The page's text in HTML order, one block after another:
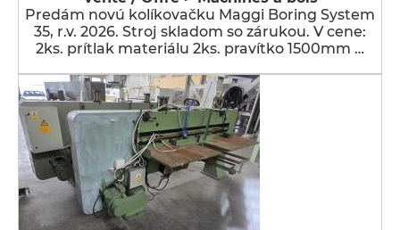
Predám novú kolíkovačku Maggi Boring System
35, r.v. 2026. Stroj skladom so zárukou. V cene:
2ks. prítlak materiálu 2ks. pravítko 1500mm …